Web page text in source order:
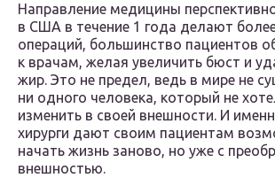
Направление медицины
в США в течение 1 года делают
операций, большинство пациентов
к врачам, желая увеличить бюст и
жир. Это не предел, ведь в мире не
ни одного человека, который не
изменить в своей внешности. И
хирурги дают своим пациентам
начать жизнь заново, но уже с
внешностью.